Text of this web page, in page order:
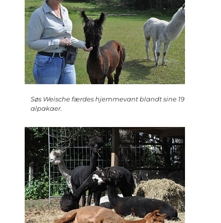
Søs Weische færdes hjemmevant blandt sine 19
alpakaer.